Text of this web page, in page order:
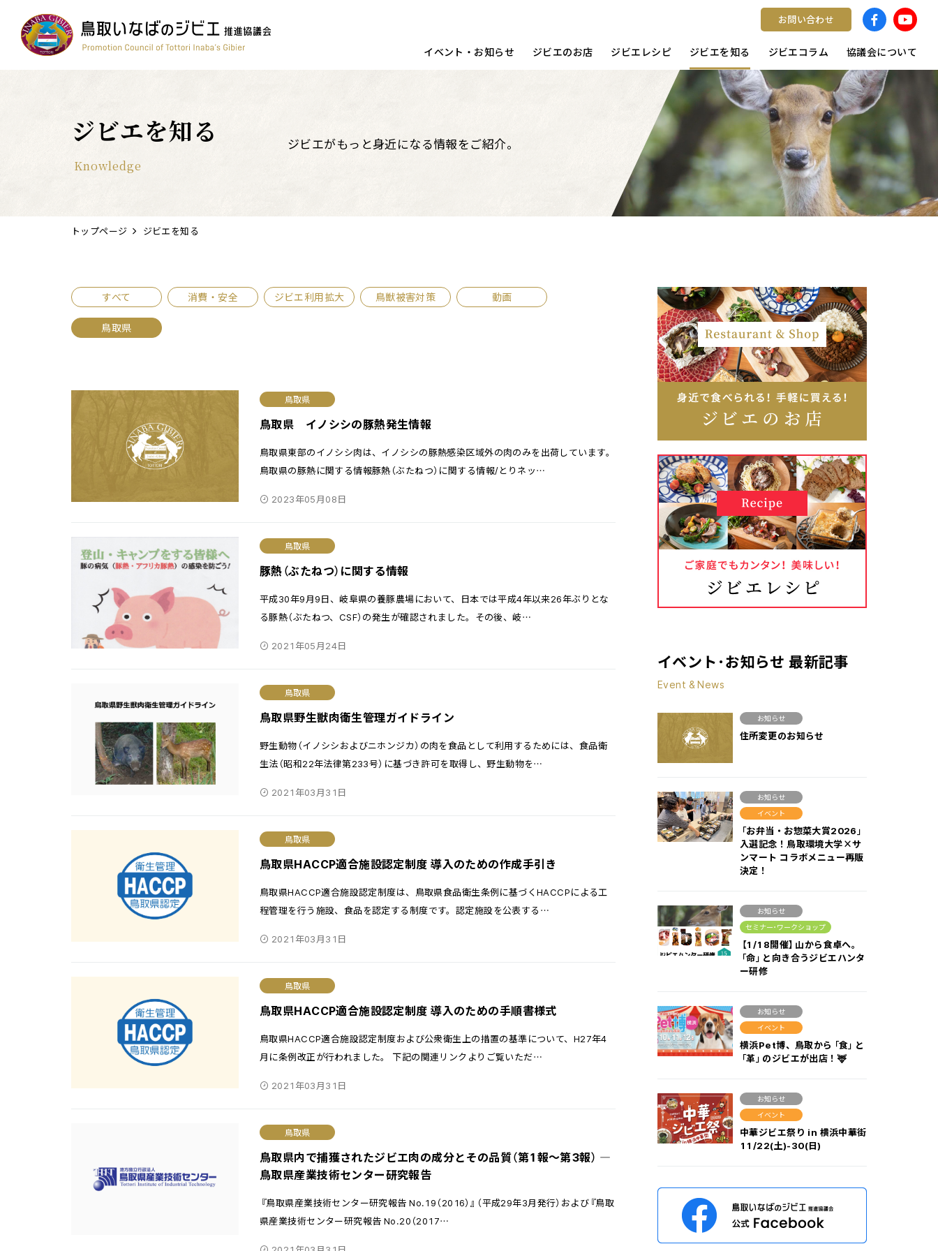
お問い合わせ
イベント・お知らせ
コンテスト
ジビエのお店
ワイン
ジビエレシピ
簡単レシピ
ジビエを知る
鳥獣被害対策
ジビエコラム
すべて
協議会について
ジビエを知る
Knowledge
ジビエがもっと身近になる情報をご紹介。
トップページ ジビエを知る
すべて 消費・安全 ジビエ利用拡大 鳥獣被害対策 動画
鳥取県
鳥取県
鳥取県 イノシシの豚熱発生情報
鳥取県東部のイノシシ肉は、イノシシの豚熱感染区域外の肉のみを出荷しています。
鳥取県の豚熱に関する情報豚熱（ぶたねつ）に関する情報/とりネッ…
2023年05月08日
鳥取県
豚熱（ぶたねつ）に関する情報
平成30年9月9日、岐阜県の養豚農場において、日本では平成4年以来26年ぶりとな
る豚熱（ぶたねつ、CSF）の発生が確認されました。その後、岐…
2021年05月24日
鳥取県
鳥取県野生獣肉衛生管理ガイドライン
野生動物（イノシシおよびニホンジカ）の肉を食品として利用するためには、食品衛
生法（昭和22年法律第233号）に基づき許可を取得し、野生動物を…
2021年03月31日
鳥取県
鳥取県HACCP適合施設認定制度 導入のための作成手引き
鳥取県HACCP適合施設認定制度は、鳥取県食品衛生条例に基づくHACCPによる工
程管理を行う施設、食品を認定する制度です。認定施設を公表する …
2021年03月31日
鳥取県
鳥取県HACCP適合施設認定制度 導入のための手順書様式
鳥取県HACCP適合施設認定制度および公衆衛生上の措置の基準について、H27年4
月に条例改正が行われました。 下記の関連リンクよりご覧いただ…
2021年03月31日
鳥取県
鳥取県内で捕獲されたジビエ肉の成分とその品質（第1報〜第3報） ―
鳥取県産業技術センター研究報告
『鳥取県産業技術センター研究報告 No.19（2016）』（平成29年3月発行）および『鳥取
県産業技術センター研究報告 No.20（2017…
イベント･お知らせ 最新記事
Event & News
お知らせ
住所変更のお知らせ
お知らせ
イベント
「お弁当・お惣菜大賞2026」
入選記念！鳥取環境大学×サ
ンマート コラボメニュー再販
決定！
お知らせ
セミナー･ワークショップ
【1/18開催】山から食卓へ。
「命」と向き合うジビエハンタ
ー研修
お知らせ
イベント
横浜Pet博、鳥取から「食」と
「革」のジビエが出店！🦌
お知らせ
イベント
中華ジビエ祭り in 横浜中華街
11/22(土)-30(日)